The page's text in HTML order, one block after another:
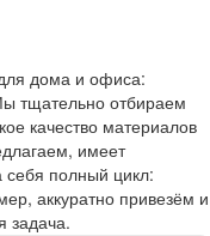
дома и офиса:
тщательно отбираем
качество материалов
имеет
полный цикл:
аккуратно привезём и
задача.